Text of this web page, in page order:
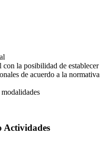
la posibilidad de establecer
de acuerdo a la normativa
Actividades